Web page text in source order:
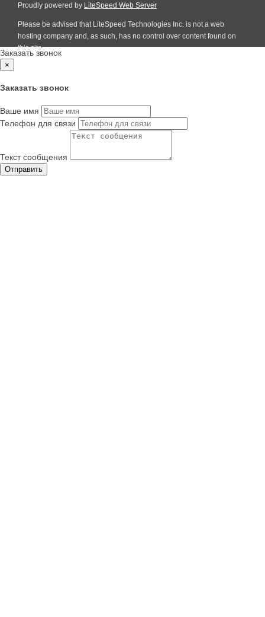
Все права защищены © 2011 - 2026
+7 (495) 411-32-49
Proudly powered by LiteSpeed Web Server
Please be advised that LiteSpeed Technologies Inc. is not a web
hosting company and, as such, has no control over content found on
this site.
Заказать звонок
×
Заказать звонок
Ваше имя
Телефон для связи
Текст сообщения
Отправить